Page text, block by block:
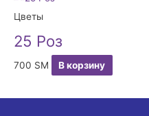
Цветы
25 Роз
700 ЅМ В корзину